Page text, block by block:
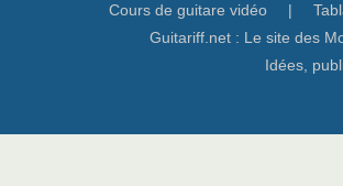
Cours de guitare vidéo |
Guitariff.net : Le site des
Idées,